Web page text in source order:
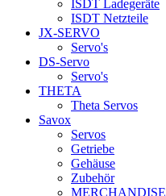
ISDT Ladegeräte
ISDT Netzteile
JX-SERVO
Servo's
DS-Servo
Servo's
THETA
Theta Servos
Savox
Servos
Getriebe
Gehäuse
Zubehör
MERCHANDISE